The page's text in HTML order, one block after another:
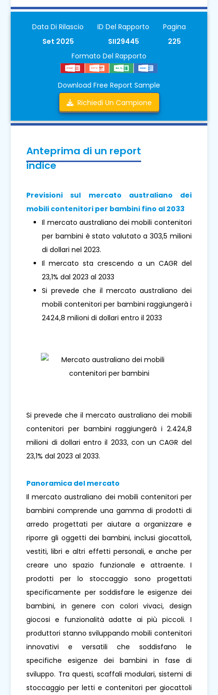
Data Di Rilascio
Set 2025
ID Del Rapporto
SII29445
Pagina
225
Formato Del Rapporto
Download Free Report Sample
Richiedi Un Campione
Anteprima di un report
indice
Previsioni sul mercato australiano dei
mobili contenitori per bambini fino al 2033
Il mercato australiano dei mobili contenitori
per bambini è stato valutato a 303,5 milioni
di dollari nel 2023.
Il mercato sta crescendo a un CAGR del
23,1% dal 2023 al 2033
Si prevede che il mercato australiano dei
mobili contenitori per bambini raggiungerà i
2424,8 milioni di dollari entro il 2033
Si prevede che il mercato australiano dei mobili
contenitori per bambini raggiungerà i 2.424,8
milioni di dollari entro il 2033, con un CAGR del
23,1% dal 2023 al 2033.
Panoramica del mercato
Il mercato australiano dei mobili contenitori per
bambini comprende una gamma di prodotti di
arredo progettati per aiutare a organizzare e
riporre gli oggetti dei bambini, inclusi giocattoli,
vestiti, libri e altri effetti personali, e anche per
creare uno spazio funzionale e attraente. I
prodotti per lo stoccaggio sono progettati
specificamente per soddisfare le esigenze dei
bambini, in genere con colori vivaci, design
giocosi e funzionalità adatte ai più piccoli. I
produttori stanno sviluppando mobili contenitori
innovativi e versatili che soddisfano le
specifiche esigenze dei bambini in fase di
sviluppo. Tra questi, scaffali modulari, sistemi di
stoccaggio per letti e contenitori per giocattoli